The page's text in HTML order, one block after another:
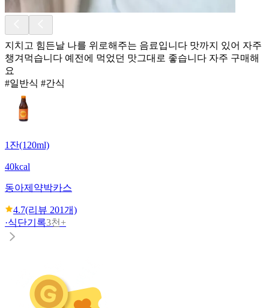
지치고 힘든날 나를 위로해주는 음료입니다 맛까지 있어 자주
챙겨먹습니다 예전에 먹었던 맛그대로 좋습니다 자주 구매해
요
#일반식 #간식
1잔(120ml)
40kcal
동아제약박카스
4.7(리뷰 201개)
·식단기록3천+